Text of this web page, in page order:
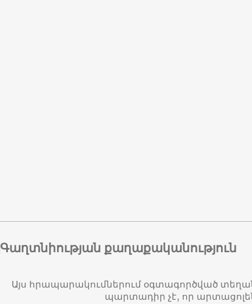
Գաղտնիության քաղաքականություն
Այս հրապարակումներում օգտագործված
պարտադիր չէ, որ